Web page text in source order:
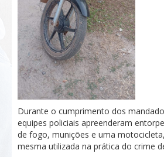
Durante o cumprimento dos
equipes policiais apreenderam
de fogo, munições e uma
mesma utilizada na prática do crime